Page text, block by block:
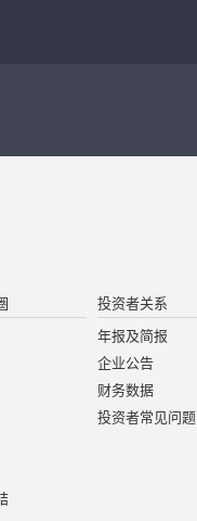
投资者关系
年报及简报
企业公告
财务数据
投资者常见问题